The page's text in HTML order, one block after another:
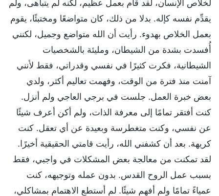
لخلاص الإنسان، لقد قام بعمل عظيم، لكنه لم يتباهى، ولم
يقدِّم نفسه كإله. بدلا من ذلك، كان متواضعًا ومختبئًا، يقوم
بعمل الخلاص بهدوء. رأيت أن الله متواضع وجميل، لكنني
أُفسدت بشدة من الشيطان، ومليئة بالشخصيات
الشيطانية، فكرت كثيرًا في نفسي وقدراتي، فقط لأنني
آمنت منذ فترة من الوقت، وفهمت تعاليم أكثر، ولدي
بعض خبرة العمل. جلست في برجي العاجي ولم أنزل.
كنت أفتقر تمامًا إلى معرفة الذات، ولم أكن أعرف شيئًا
عن نفسي، وكنت متغطرسة وبعيدة عن أي تعقل. كنت
كريهة. بعد أن كشفني الله، رأيت قامتي الحقيقية أخيرًا.
لقد تمكنت من معالجة بعض المشكلات في واجبي، فقط
بسبب عمل الروح القدس. بدون عمله وتوجيهه، كنت
عمياءً تمامًا ولم أفهم شيئًا. لم أستطع الاهتمام بمشاكلي،